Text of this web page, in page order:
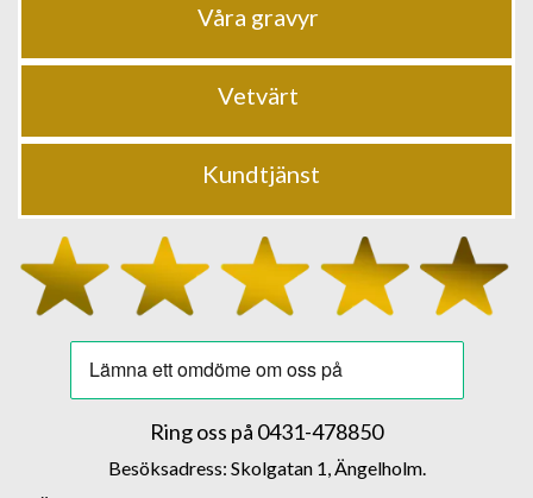
Våra gravyr
Vetvärt
Kundtjänst
Ring oss på 0431-478850
Besöksadress: Skolgatan 1, Ängelholm.